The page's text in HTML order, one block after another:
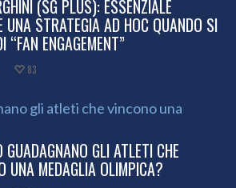
(SG PLUS): ESSENZIALE
UNA STRATEGIA AD HOC QUANDO SI
“FAN ENGAGEMENT”
83
GUADAGNANO GLI ATLETI CHE
UNA MEDAGLIA OLIMPICA?